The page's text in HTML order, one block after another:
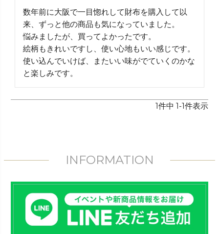
数年前に大阪で一目惚れして財布を購入して以
来、ずっと他の商品も気になっていました。
悩みましたが、買ってよかったです。
絵柄もきれいですし、使い心地もいい感じです。
使い込んでいけば、またいい味がでていくのかな
1件中 1 -1件表示
INFORMATION